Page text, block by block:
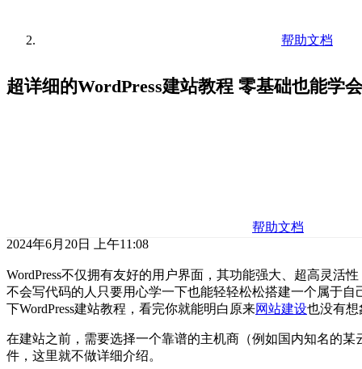
帮助文档
超详细的WordPress建站教程 零基础也能学会
帮助文档
2024年6月20日 上午11:08
WordPress不仅拥有友好的用户界面，其功能强大、超高灵活
不会写代码的人只要用心学一下也能轻轻松松搭建一个属于
下WordPress建站教程，看完你就能明白原来网站建设也没有想
在建站之前，需要选择一个靠谱的主机商（例如国内知名的
件，这里就不做详细介绍。